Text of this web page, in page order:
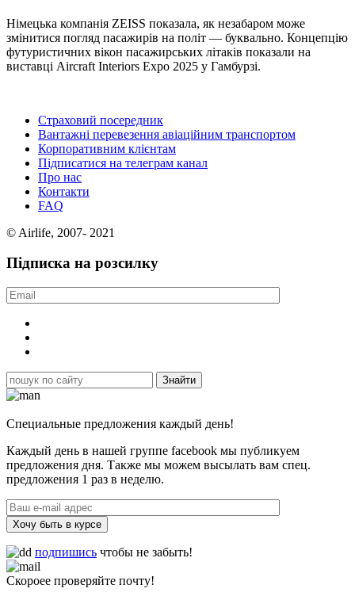
Німецька компанія ZEISS показала, як незабаром може
змінитися погляд пасажирів на політ — буквально. Концепцію
футуристичних вікон пасажирських літаків показали на
виставці Aircraft Interiors Expo 2025 у Гамбурзі.
Страховий посередник
Вантажні перевезення авіаційним транспортом
Корпоративним клієнтам
Підписатися на телеграм канал
Про нас
Контакти
FAQ
© Airlife, 2007- 2021
Підписка на розсилку
Специальные предложения каждый день!
Каждый день в нашей группе facebook мы публикуем
предложения дня. Также мы можем высылать вам спец.
предложения 1 раз в неделю.
Хочу быть в курсе
подпишись чтобы не забыть!
Скороее проверяйте почту!